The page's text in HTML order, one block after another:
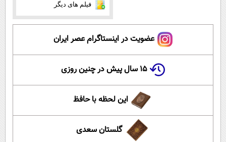
فیلم های دیگر
عضویت در اینستاگرام عصر ایران
۱۵ سال پیش در چنین روزی
این لحظه با حافظ
گلستان سعدی